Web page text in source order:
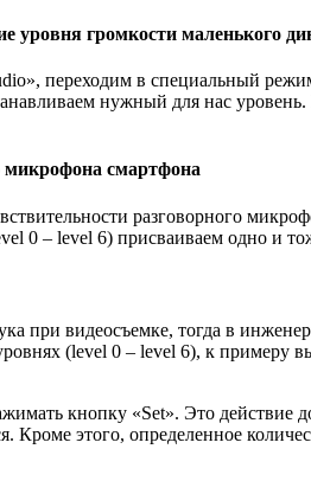
уровня громкости маленького
переходим в специальный
нужный для нас
микрофона смартфона
разговорного
0 – level 6) присваиваем одно и
при видеосъемке, тогда в
(level 0 – level 6), к
кнопку «Set». Это
этого, определенное